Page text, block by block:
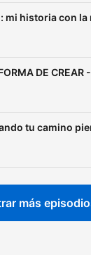
mi historia con
DE
tu camino
más